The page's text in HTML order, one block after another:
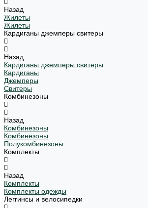
Назад
Жилеты
Жилеты
Кардиганы джемперы свитеры
Назад
Кардиганы джемперы свитеры
Кардиганы
Джемперы
Свитеры
Комбинезоны
Назад
Комбинезоны
Комбинезоны
Полукомбинезоны
Комплекты
Назад
Комплекты
Комплекты одежды
Леггинсы и велосипедки